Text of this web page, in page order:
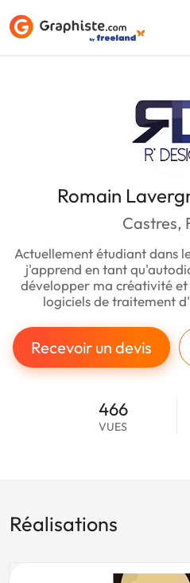
Romain
Castres,
Actuellement étudiant dans
j'apprend en tant
développer ma créativité
logiciels de traitement
Recevoir un devis
466
VUES
Réalisations